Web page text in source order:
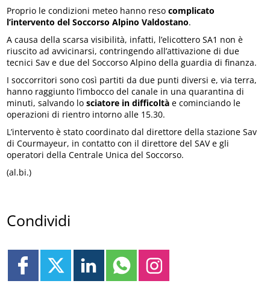
Proprio le condizioni meteo hanno resocomplicato
l’intervento del Soccorso Alpino Valdostano.
A causa della scarsa visibilità, infatti, l’elicottero SA1 non è
riuscito ad avvicinarsi, contringendo all’attivazione di due
tecnici Sav e due del Soccorso Alpino della guardia di finanza.
I soccorritori sono così partiti da due punti diversi e, via terra,
hanno raggiunto l’imbocco del canale in una quarantina di
minuti, salvando losciatore in difficoltà e cominciando le
operazioni di rientro intorno alle 15.30.
L’intervento è stato coordinato dal direttore della stazione Sav
di Courmayeur, in contatto con il direttore del SAV e gli
operatori della Centrale Unica del Soccorso.
(al.bi.)
Condividi